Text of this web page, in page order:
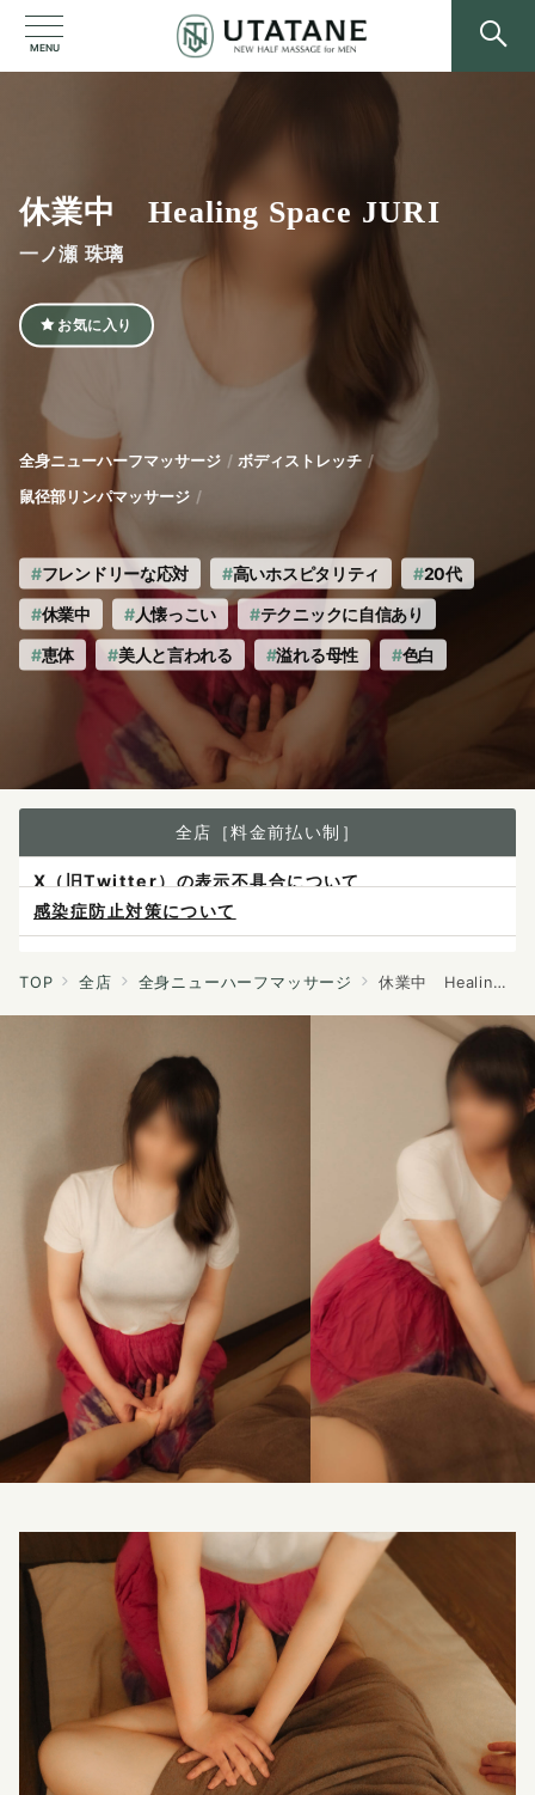
MENU
休業中 Healing Space JURI
一ノ瀬 珠璃
お気に入り
全身ニューハーフマッサージ
ボディストレッチ
鼠径部リンパマッサージ
フレンドリーな応対 高いホスピタリティ
20代
休業中
人懐っこい
テクニックに自信あり
恵体
美人と言われる 溢れる母性 色白
全店［料金前払い制］
感染症防止対策について
料金は当日施術前にお支払いください。
TOP 全店 全身ニューハーフマッサージ 休業中 Healing Space JURI